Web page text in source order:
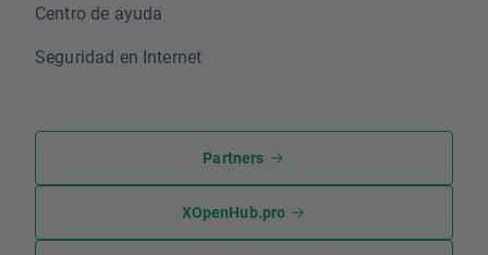
Centro de ayuda
Seguridad en Internet
Partners
XOpenHub.pro